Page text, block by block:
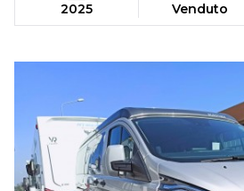
2025 Venduto